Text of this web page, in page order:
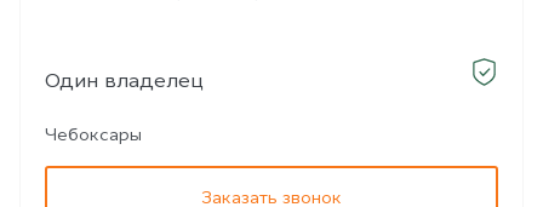
Один владелец
Чебоксары
Заказать звонок